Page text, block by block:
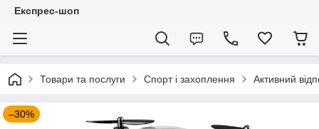
Експрес-шоп
Товари та послуги Спорт і захоплення Активний
–30%